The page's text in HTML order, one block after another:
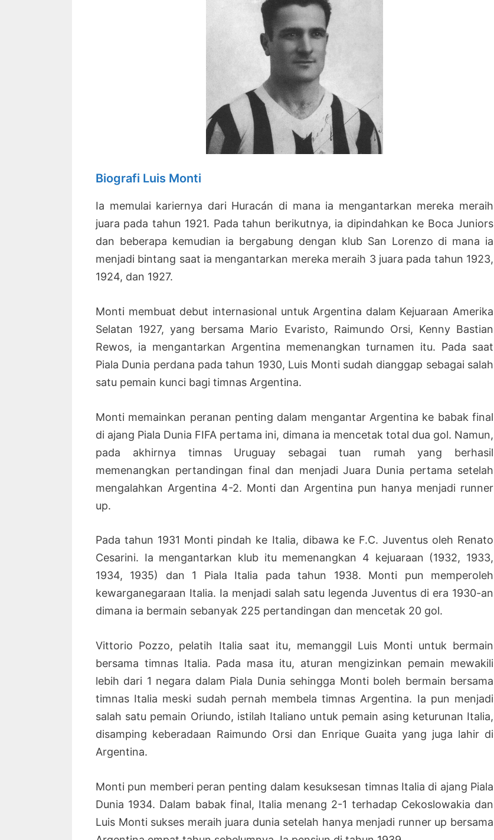
Biografi Luis Monti
Ia memulai kariernya dari Huracán di mana ia mengantarkan mereka meraih
juara pada tahun 1921. Pada tahun berikutnya, ia dipindahkan ke Boca Juniors
dan beberapa kemudian ia bergabung dengan klub San Lorenzo di mana ia
menjadi bintang saat ia mengantarkan mereka meraih 3 juara pada tahun 1923,
1924, dan 1927.
Monti membuat debut internasional untuk Argentina dalam Kejuaraan Amerika
Selatan 1927, yang bersama Mario Evaristo, Raimundo Orsi, Kenny Bastian
Rewos, ia mengantarkan Argentina memenangkan turnamen itu. Pada saat
Piala Dunia perdana pada tahun 1930, Luis Monti sudah dianggap sebagai salah
satu pemain kunci bagi timnas Argentina.
Monti memainkan peranan penting dalam mengantar Argentina ke babak final
di ajang Piala Dunia FIFA pertama ini, dimana ia mencetak total dua gol. Namun,
pada akhirnya timnas Uruguay sebagai tuan rumah yang berhasil
memenangkan pertandingan final dan menjadi Juara Dunia pertama setelah
mengalahkan Argentina 4-2. Monti dan Argentina pun hanya menjadi runner
up.
Pada tahun 1931 Monti pindah ke Italia, dibawa ke F.C. Juventus oleh Renato
Cesarini. Ia mengantarkan klub itu memenangkan 4 kejuaraan (1932, 1933,
1934, 1935) dan 1 Piala Italia pada tahun 1938. Monti pun memperoleh
kewarganegaraan Italia. Ia menjadi salah satu legenda Juventus di era 1930-an
dimana ia bermain sebanyak 225 pertandingan dan mencetak 20 gol.
Vittorio Pozzo, pelatih Italia saat itu, memanggil Luis Monti untuk bermain
bersama timnas Italia. Pada masa itu, aturan mengizinkan pemain mewakili
lebih dari 1 negara dalam Piala Dunia sehingga Monti boleh bermain bersama
timnas Italia meski sudah pernah membela timnas Argentina. Ia pun menjadi
salah satu pemain Oriundo, istilah Italiano untuk pemain asing keturunan Italia,
disamping keberadaan Raimundo Orsi dan Enrique Guaita yang juga lahir di
Argentina.
Monti pun memberi peran penting dalam kesuksesan timnas Italia di ajang Piala
Dunia 1934. Dalam babak final, Italia menang 2-1 terhadap Cekoslowakia dan
Luis Monti sukses meraih juara dunia setelah hanya menjadi runner up bersama